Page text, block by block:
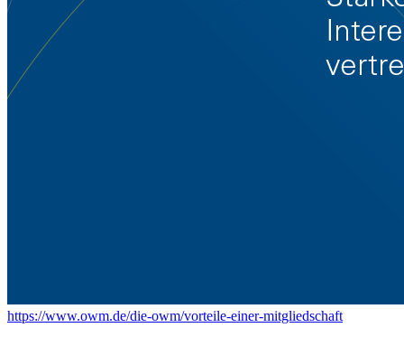
https://www.owm.de/die-owm/vorteile-einer-mitgliedschaft